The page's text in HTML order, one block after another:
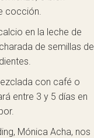
cocción.
en la leche de
de semillas de
con café o
entre 3 y 5 días en
Mónica Acha, nos